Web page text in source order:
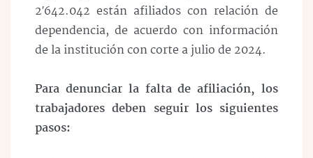
2′642.042 están afiliados con relación de
dependencia, de acuerdo con información
de la institución con corte a julio de 2024.
Para denunciar la falta de afiliación, los
trabajadores deben seguir los siguientes
pasos: